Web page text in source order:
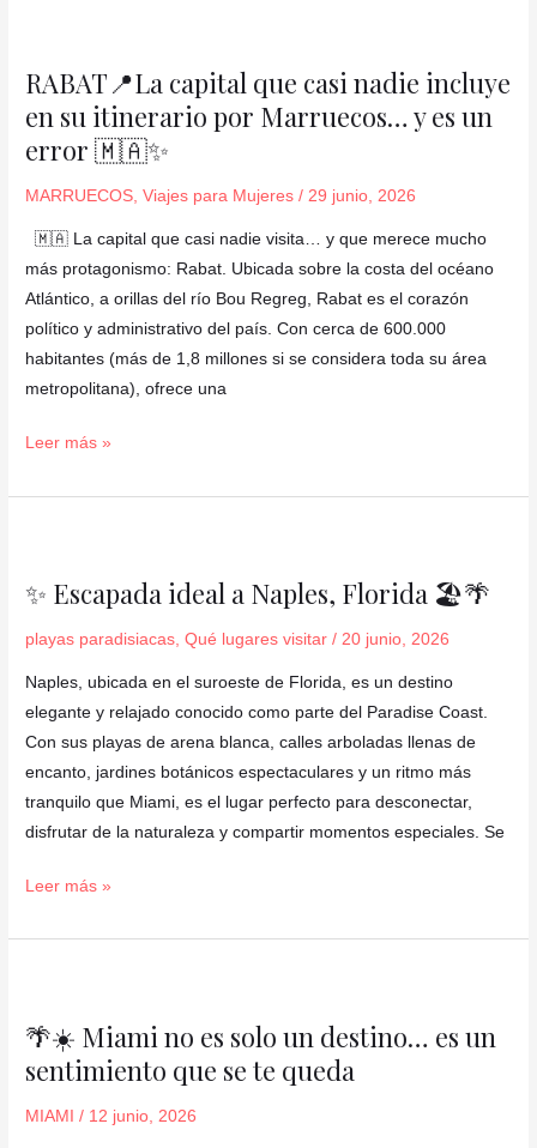
RABAT📍La capital que casi nadie incluye
en su itinerario por Marruecos… y es un
error 🇲🇦✨
MARRUECOS ,Viajes para Mujeres / 29 junio, 2026
🇲🇦 La capital que casi nadie visita… y que merece mucho
más protagonismo: Rabat. Ubicada sobre la costa del océano
Atlántico, a orillas del río Bou Regreg, Rabat es el corazón
político y administrativo del país. Con cerca de 600.000
habitantes (más de 1,8 millones si se considera toda su área
metropolitana), ofrece una
La
capital
que
nadie
incluye
en
su
itinerario
por
Marruecos…
es
Leer más »
✨ Escapada ideal a Naples, Florida 🏖️🌴
playas paradisiacas ,Qué lugares visitar / 20 junio, 2026
Naples, ubicada en el suroeste de Florida, es un destino
elegante y relajado conocido como parte del Paradise Coast.
Con sus playas de arena blanca, calles arboladas llenas de
encanto, jardines botánicos espectaculares y un ritmo más
tranquilo que Miami, es el lugar perfecto para desconectar,
disfrutar de la naturaleza y compartir momentos especiales. Se
ideal
Florida
🏖️
🌴
Leer más »
🌴☀️ Miami no es solo un destino… es un
sentimiento que se te queda
MIAMI / 12 junio, 2026
Miami
no